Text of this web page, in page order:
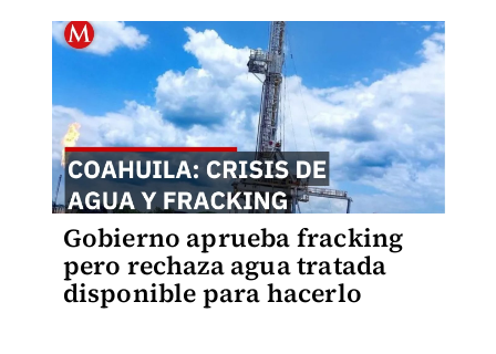
Gobierno aprueba fracking
pero rechaza agua tratada
disponible para hacerlo